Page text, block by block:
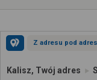
Z adresu pod adres
Kalisz, Twój adres